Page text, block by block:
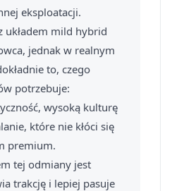
eksploatacji.
układem mild hybrid
jednak w realnym
to, czego
potrzebuje:
wysoką kulturę
które nie kłóci się
premium.
tej odmiany jest
trakcję i lepiej pasuje